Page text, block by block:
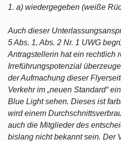
1. a) wiedergegeben (weiße
Auch dieser
5 Abs. 1, Abs. 2 Nr. 1 UWG
Antragstellerin hat ein rechtlich
Irreführungspotenzial
der Aufmachung dieser
Verkehr im „neuen Standard“
Blue Light sehen. Dieses ist
wird einem
auch die Mitglieder des
bislang nicht bekannt sein. Der